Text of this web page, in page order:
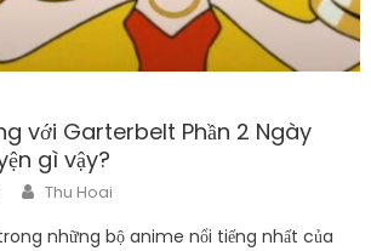
với Garterbelt Phần 2 Ngày
gì vậy?
Author
Thu Hoai
những bộ anime nổi tiếng nhất của